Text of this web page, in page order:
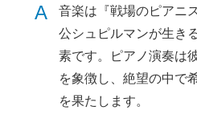
A
音楽は『戦場のピアニ
公シュピルマンが生き
素です。ピアノ演奏は
を象徴し、絶望の中で
を果たします。